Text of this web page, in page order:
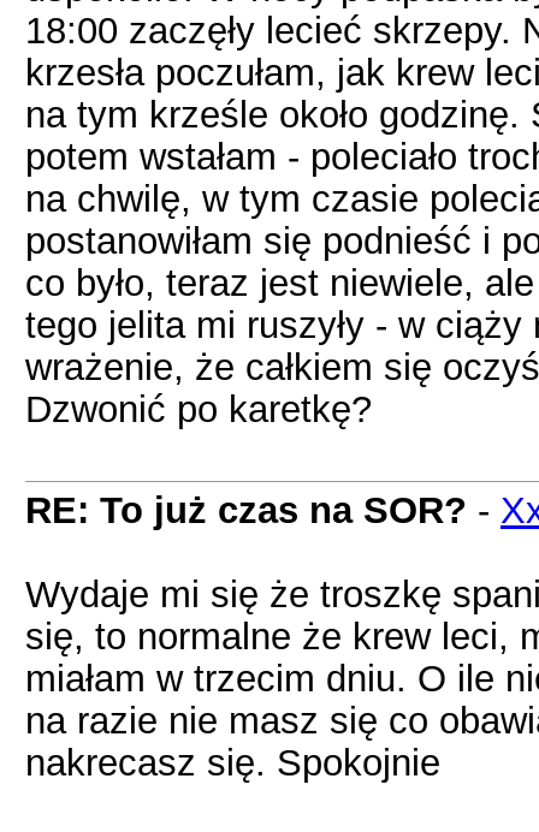
18:00 zaczęły lecieć skrzepy.
krzesła poczułam, jak krew
na tym krześle około
potem wstałam - poleciało
na chwilę, w tym czasie
postanowiłam się podnieść i
co było, teraz jest niewiele,
tego jelita mi ruszyły - w ciąży
wrażenie, że całkiem się
Dzwonić po karetkę?
RE: To już czas na SOR? -
Wydaje mi się że troszkę
się, to normalne że krew leci,
miałam w trzecim dniu. O ile
na razie nie masz się co
nakrecasz się. Spokojnie